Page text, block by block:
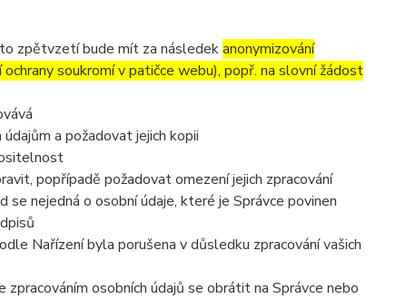
zpětvzetí bude mít za následekanonymizování
soukromí v patičce webu), popř. na slovní žádost
a požadovat jejich kopii
popřípadě požadovat omezení jejich zpracování
nejedná o osobní údaje, které je Správce povinen
Nařízení byla porušena v důsledku zpracování vašich
osobních údajů se obrátit na Správce nebo